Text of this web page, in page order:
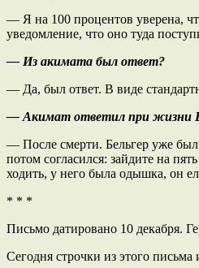
— Я на 100 процентов уверена,
уведомление, что оно туда
— Из акимата был ответ?
— Да, был ответ. В виде
— Акимат ответил при жизни
— После смерти. Бельгер уже был
потом согласился: зайдите на
ходить, у него была одышка, он
* * *
Письмо датировано 10 декабря.
Сегодня строчки из этого